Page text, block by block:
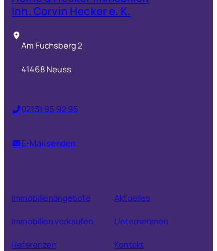
Inh. Corvin Hecker e. K.
Am Fuchsberg 2
41468 Neuss
02131 95 92 95
E-Mail senden
Immobilienangebote
Immobilien verkaufen
Referenzen
Aktuelles
Unternehmen
Kontakt